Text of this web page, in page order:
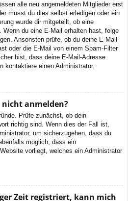
alle neu angemeldeten Mitglieder erst
musst du dies selbst erledigen oder ein
wurde dir mitgeteilt, ob eine
du eine E-Mail erhalten hast, folge
Ansonsten prüfe, ob du deine E-Mail-
oder die E-Mail von einem Spam-Filter
bist, dass deine E-Mail-Adresse
kontaktiere einen Administrator.
anmelden?
Prüfe zunächst, ob dein
richtig sind. Wenn dies der Fall ist,
um sicherzugehen, dass du
möglich, dass ein
vorliegt, welches ein Administrator
Zeit registriert, kann mich